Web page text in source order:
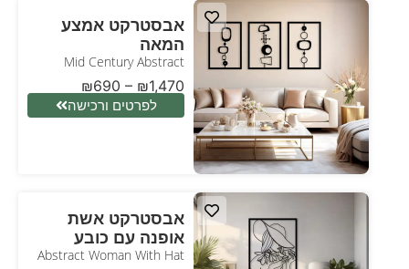
אבסטרקט אמצע
המאה
Mid Century Abstract
₪690 – ₪1,470
לפרטים ורכישה
אבסטרקט אשת
אופנה עם כובע
Abstract Woman With Hat